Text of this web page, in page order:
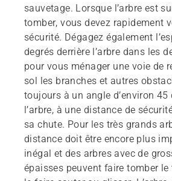
sauvetage. Lorsque l’arbre est
tomber, vous devez rapidement
sécurité. Dégagez également
degrés derrière l’arbre dans les
pour vous ménager une voie de
sol les branches et autres
toujours à un angle d’environ 45
l’arbre, à une distance de
sa chute. Pour les très grands
distance doit être encore plus
inégal et des arbres avec de
épaisses peuvent faire tomber